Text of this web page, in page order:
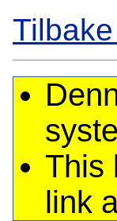
This
link